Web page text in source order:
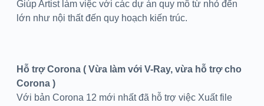
Giúp Artist làm việc với các dự án quy mô từ nhỏ đến
lớn như nội thất đến quy hoạch kiến trúc.
Hỗ trợ Corona ( Vừa làm với V-Ray, vừa hỗ trợ cho
Corona )
Với bản Corona 12 mới nhất đã hỗ trợ việc Xuất file